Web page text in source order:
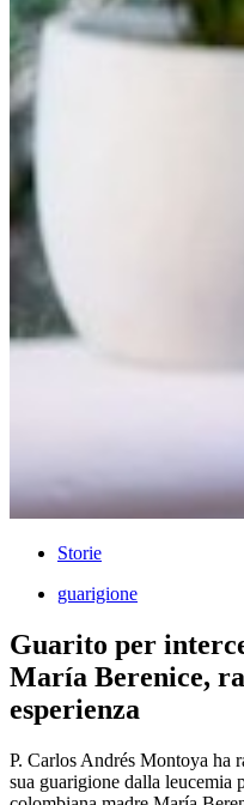
Storie
guarigione
Guarito per
María Berenice,
esperienza
P. Carlos Andrés Montoya ha
sua guarigione dalla leucemia